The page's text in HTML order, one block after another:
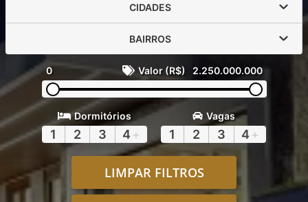
CIDADES
BAIRROS
0 Valor (R$) 2.250.000.000
Dormitórios
1 2 3 4 +
Vagas
1 2 3 4 +
LIMPAR FILTROS